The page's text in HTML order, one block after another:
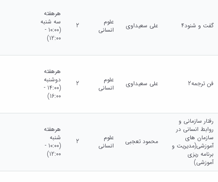
گفت و شنود4 علی سعیداوی
علوم
انسانی
2
هرهفته
سه شنبه
(10:00 -
12:00)
فن ترجمه2 علی سعیداوی
علوم
انسانی
2
هرهفته
دوشنبه
(14:00 -
16:00)
رفتار سازمانی و
روابط انسانی در
سازمان های
آموزشی(مدیریت و
برنامه ریزی
آموزشی)
محمود تعجبی
علوم
انسانی
2
هرهفته
شنبه
(10:00 -
12:00)